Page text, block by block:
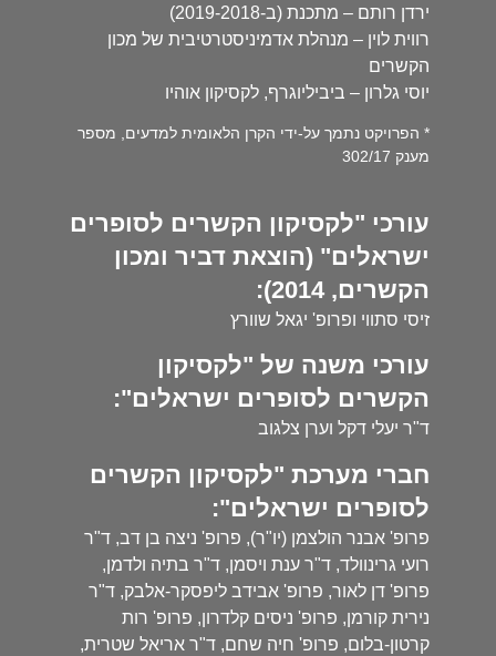
ירדן רותם – מתכנת (ב-2019-2018)
רווית לוין – מנהלת אדמיניסטרטיבית של מכון
הקשרים
יוסי גלרון – ביביליוגרף, לקסיקון אוהיו
* הפרויקט נתמך על-ידי הקרן הלאומית למדעים, מספר
מענק 302/17
עורכי "לקסיקון הקשרים לסופרים
ישראלים" (הוצאת דביר ומכון
הקשרים, 2014):
זיסי סתווי ופרופ' יגאל שוורץ
עורכי משנה של "לקסיקון
הקשרים לסופרים ישראלים":
ד"ר יעלי דקל וערן צלגוב
חברי מערכת "לקסיקון הקשרים
לסופרים ישראלים":
פרופ' אבנר הולצמן (יו"ר), פרופ' ניצה בן דב, ד"ר
רועי גרינוולד, ד"ר ענת ויסמן, ד"ר בתיה ולדמן,
פרופ' דן לאור, פרופ' אבידב ליפסקר-אלבק, ד"ר
נירית קורמן, פרופ' ניסים קלדרון, פרופ' רות
קרטון-בלום, פרופ' חיה שחם, ד"ר אריאל שטרית,